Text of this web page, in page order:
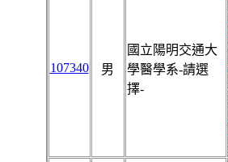
107340 男
國立陽明交通大
學醫學系-請選
擇-